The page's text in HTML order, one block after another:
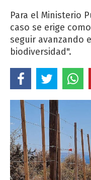
Para el Ministerio
caso se erige
seguir avanzando
biodiversidad".